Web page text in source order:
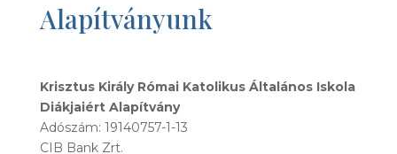
Alapítványunk
Krisztus Király Római Katolikus Általános Iskola
Diákjaiért Alapítvány
Adószám: 19140757-1-13
CIB Bank Zrt.